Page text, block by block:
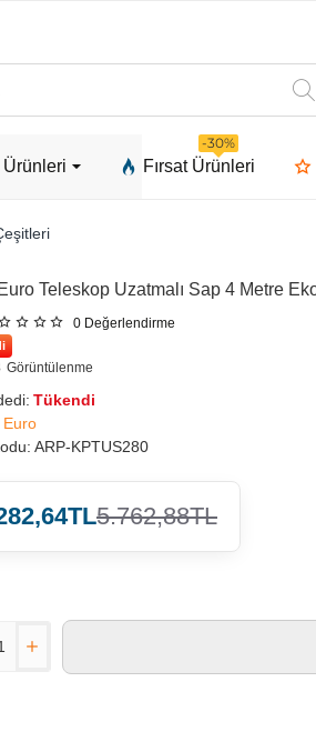
Fırsat Ürünleri
-30%
Euro Teleskop Uzatmalı Sap 4 Metre
0 Değerlendirme
Tükendi
Euro
ARP-KPTUS280
Görüntülenme
5.762,88TL